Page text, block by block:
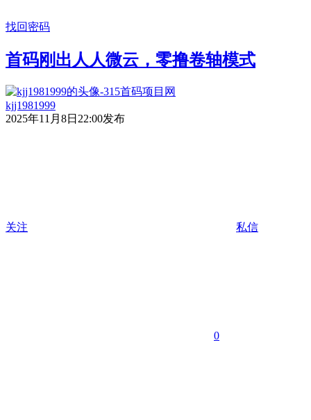
找回密码
首码刚出人人微云，零撸卷轴模式
kjj1981999
2025年11月8日22:00发布
关注 私信
0